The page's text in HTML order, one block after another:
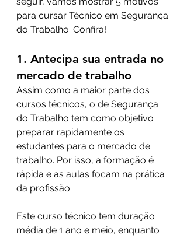
para cursar Técnico em Segurança
do Trabalho. Confira!
1. Antecipa sua entrada no
mercado de trabalho
Assim como a maior parte dos
cursos técnicos, o de Segurança
do Trabalho tem como objetivo
preparar rapidamente os
estudantes para o mercado de
trabalho. Por isso, a formação é
rápida e as aulas focam na prática
da profissão.
Este curso técnico tem duração
média de 1 ano e meio, enquanto